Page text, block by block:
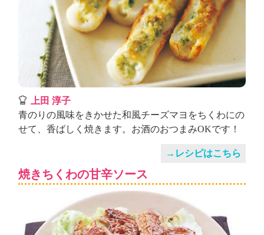
ル
「
み
ん
な
の
き
う
の
料
上田 淳子
青のりの風味をきかせた和風チーズマヨをちくわにの
せて、香ばしく焼きます。お酒のおつまみOKです！
→レシピはこちら
焼きちくわの甘辛ソース